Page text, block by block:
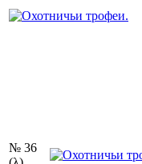
№ 36